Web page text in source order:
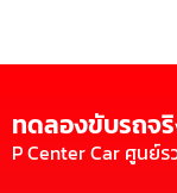
ทดลองขับรถจ
P Center Car ศูน